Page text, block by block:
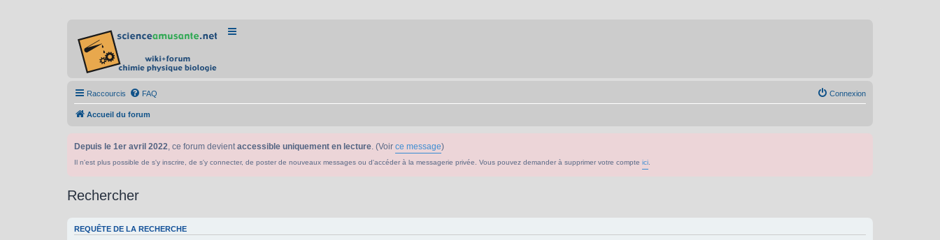
Raccourcis FAQ Connexion
Accueil du forum
Depuis le 1er avril 2022, ce forum devientaccessible uniquement en lecture. (Voir ce message)
Il n'est plus possible de s'y inscrire, de s'y connecter, de poster de nouveaux messages ou d'accéder à la messagerie privée. Vous pouvez demander à supprimer votre compte ici
Rechercher
REQUÊTE DE LA RECHERCHE